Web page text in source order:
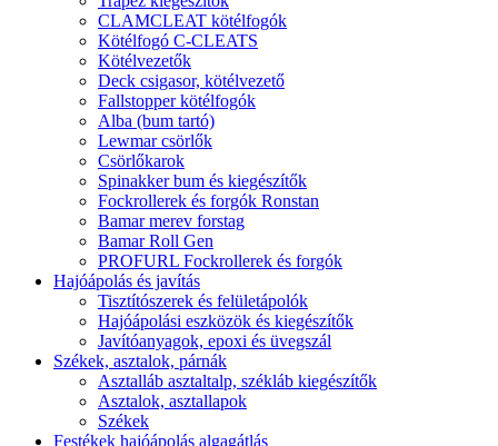
CLAMCLEAT kötélfogók
Kötélfogó C-CLEATS
Kötélvezetők
Deck csigasor, kötélvezető
Fallstopper kötélfogók
Alba (bum tartó)
Lewmar csörlők
Csörlőkarok
Spinakker bum és kiegészítők
Fockrollerek és forgók Ronstan
Bamar merev forstag
Bamar Roll Gen
PROFURL Fockrollerek és forgók
Hajóápolás és javítás
Tisztítószerek és felületápolók
Hajóápolási eszközök és kiegészítők
Javítóanyagok, epoxi és üvegszál
Székek, asztalok, párnák
Asztalláb asztaltalp, székláb kiegészítők
Asztalok, asztallapok
Székek
Festékek hajóápolás algagátlás